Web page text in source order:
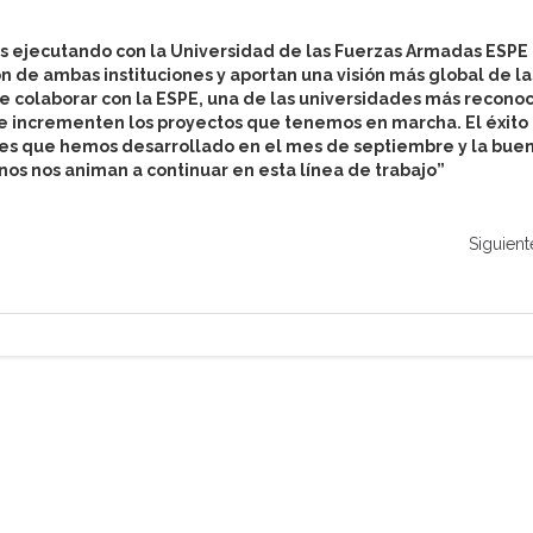
con la Universidad de las Fuerzas Armadas ESPE
ambas instituciones y aportan una visión más global de
colaborar con la ESPE, una de las universidades más
incrementen los proyectos que tenemos en marcha. El éxito
que hemos desarrollado en el mes de septiembre y la
nos animan a continuar en esta línea de trabajo”